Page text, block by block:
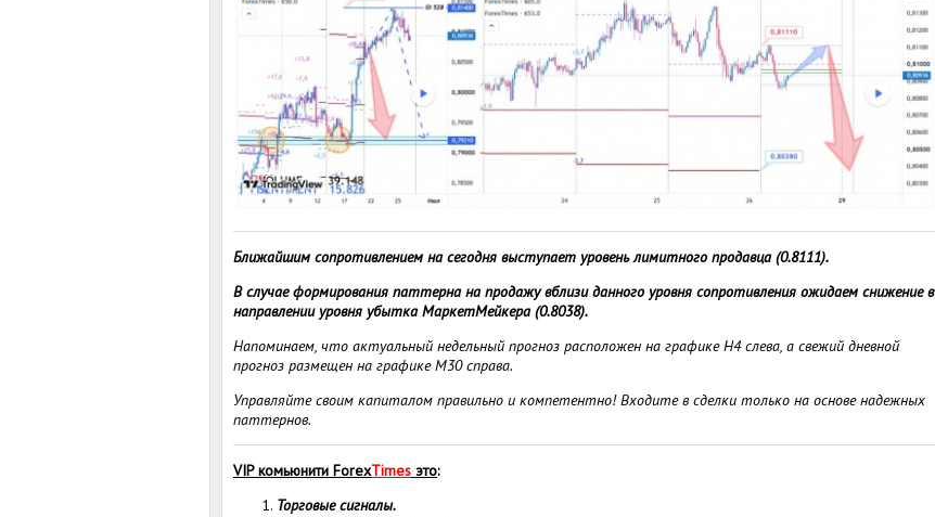
Ближайшим сопротивлением на сегодня выступает уровень лимитного продавца (0.8111).
В случае формирования паттерна на продажу вблизи данного уровня сопротивления ожидаем снижение в
направлении уровня убытка МаркетМейкера (0.8038).
Напоминаем, что актуальный недельный прогноз расположен на графике H4 слева, а свежий дневной
прогноз размещен на графике M30 справа.
Управляйте своим капиталом правильно и компетентно! Входите в сделки только на основе надежных
паттернов.
VIP комьюнити ForexTimes это:
Торговые сигналы.